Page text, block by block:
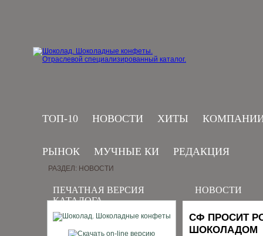
ТОП-10 НОВОСТИ ХИТЫ
РЫНОК МУЧНЫЕ КИ РЕДАКЦИЯ
ПЕЧАТНАЯ ВЕРСИЯ
КАТАЛОГА
РАЗДЕЛ: НОВОСТИ
НОВОСТИ
СФ ПРОСИТ
ШОКОЛАДОМ